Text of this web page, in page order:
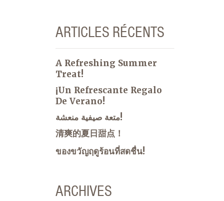
ARTICLES RÉCENTS
A Refreshing Summer
Treat!
¡Un Refrescante Regalo
De Verano!
متعة صيفية منعشة!
清爽的夏日甜点！
ของขวัญฤดูร้อนที่สดชื่น!
ARCHIVES